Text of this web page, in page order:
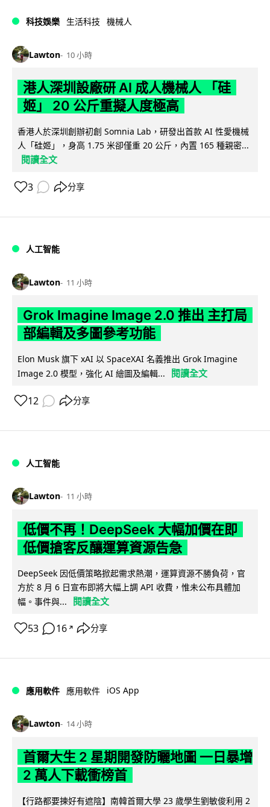
科技娛樂 生活科技 機械人
Lawton 10 小時
港人深圳設廠研 AI 成人機械人 「硅
姬」 20 公斤重擬人度極高
香港人於深圳創辦初創 Somnia Lab，研發出首款 AI 性愛機械
人「硅姬」，身高 1.75 米卻僅重 20 公斤，內置 165 種親密...
閱讀全文
3 分享
人工智能
Lawton 11 小時
Grok Imagine Image 2.0 推出 主打局
部編輯及多圖參考功能
Elon Musk 旗下 xAI 以 SpaceXAI 名義推出 Grok Imagine
Image 2.0 模型，強化 AI 繪圖及編輯...
閱讀全文
12 分享
人工智能
Lawton 11 小時
低價不再！DeepSeek 大幅加價在即
低價搶客反釀運算資源告急
DeepSeek 因低價策略掀起需求熱潮，運算資源不勝負荷，官
方於 8 月 6 日宣布即將大幅上調 API 收費，惟未公布具體加
幅。事件與...
閱讀全文
53 16 ↗ 分享
應用軟件 應用軟件 iOS App
Lawton 14 小時
首爾大生 2 星期開發防曬地圖 一日暴增
2 萬人下載衝榜首
【行路都要揀好有遮陰】南韓首爾大學 23 歲學生劉敏俊利用 2